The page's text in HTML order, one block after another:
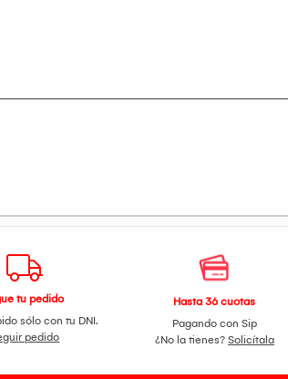
tu pedido
sólo con tu DNI.
pedido
Hasta 36 cuotas
Pagando con Sip
¿No la tienes? Solicítala